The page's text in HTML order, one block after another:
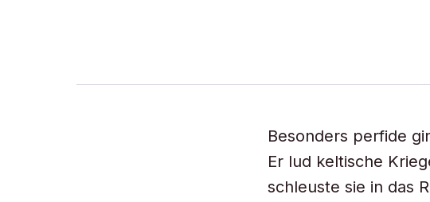
Besonders perfide
Er lud keltische
schleuste sie in das